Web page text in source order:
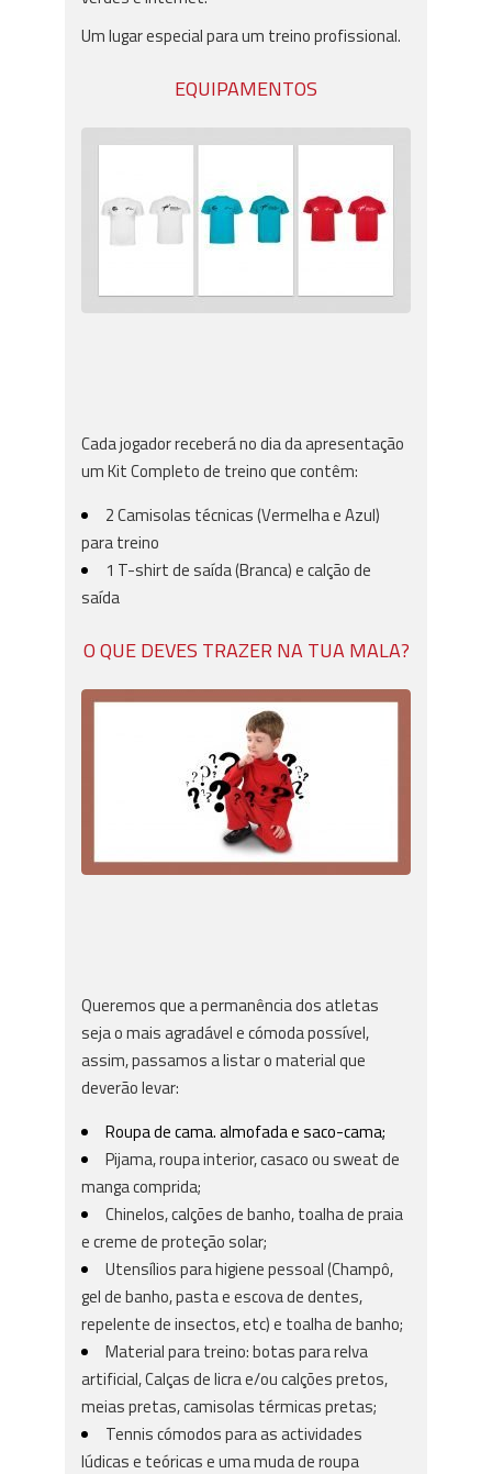
Um lugar especial para um treino profissional.
EQUIPAMENTOS
Cada jogador receberá no dia da apresentação
um Kit Completo de treino que contêm:
2 Camisolas técnicas (Vermelha e Azul)
para treino
1 T-shirt de saída (Branca) e calção de
saída
O QUE DEVES TRAZER NA TUA MALA?
Queremos que a permanência dos atletas
seja o mais agradável e cómoda possível,
assim, passamos a listar o material que
deverão levar:
Roupa de cama. almofada e saco-cama;
Pijama, roupa interior, casaco ou sweat de
manga comprida;
Chinelos, calções de banho, toalha de praia
e creme de proteção solar;
Utensílios para higiene pessoal (Champô,
gel de banho, pasta e escova de dentes,
repelente de insectos, etc) e toalha de banho;
Material para treino: botas para relva
artificial, Calças de licra e/ou calções pretos,
meias pretas, camisolas térmicas pretas;
Tennis cómodos para as actividades
lúdicas e teóricas e uma muda de roupa